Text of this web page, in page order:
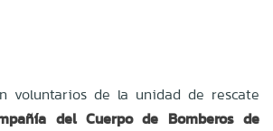
voluntarios de la unidad de rescate
del Cuerpo de Bomberos de